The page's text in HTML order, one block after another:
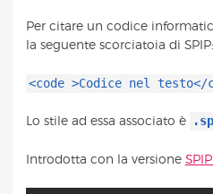
Per citare un codice
la seguente scorciatoia di SPIP:
<code >Codice nel testo</
Lo stile ad essa associato è
Introdotta con la versione